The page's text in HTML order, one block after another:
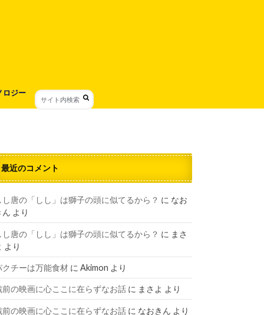
ロジー
最近のコメント
し唐の「しし」は獅子の頭に似てるから？ に なお
ん より
し唐の「しし」は獅子の頭に似てるから？ に まさ
より
クチーは万能食材 に Akimon より
前の映画に心ここに在らずなお話 に まさよ より
前の映画に心ここに在らずなお話 に なおきん より